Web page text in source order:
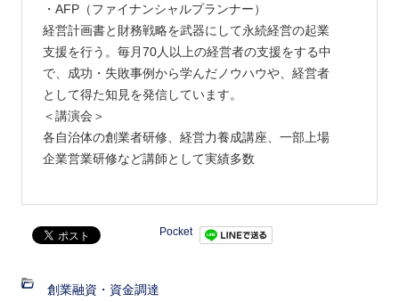
・AFP（ファイナンシャルプランナー）
経営計画書と財務戦略を武器にして永続経営の起業
支援を行う。毎月70人以上の経営者の支援をする中
で、成功・失敗事例から学んだノウハウや、経営者
として得た知見を発信しています。
＜講演会＞
各自治体の創業者研修、経営力養成講座、一部上場
企業営業研修など講師として実績多数
Pocket
創業融資・資金調達